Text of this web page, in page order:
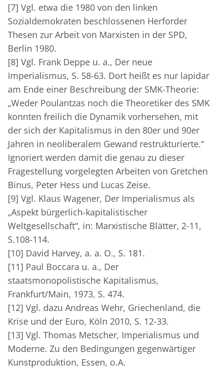
[7] Vgl. etwa die 1980 von den linken
Sozialdemokraten beschlossenen Herforder
Thesen zur Arbeit von Marxisten in der SPD,
Berlin 1980.
[8] Vgl. Frank Deppe u. a., Der neue
Imperialismus, S. 58-63. Dort heißt es nur lapidar
am Ende einer Beschreibung der SMK-Theorie:
„Weder Poulantzas noch die Theoretiker des SMK
konnten freilich die Dynamik vorhersehen, mit
der sich der Kapitalismus in den 80er und 90er
Jahren in neoliberalem Gewand restrukturierte.“
Ignoriert werden damit die genau zu dieser
Fragestellung vorgelegten Arbeiten von Gretchen
Binus, Peter Hess und Lucas Zeise.
[9] Vgl. Klaus Wagener, Der Imperialismus als
„Aspekt bürgerlich-kapitalistischer
Weltgesellschaft“, in: Marxistische Blätter, 2-11,
S.108-114.
[10] David Harvey, a. a. O., S. 181.
[11] Paul Boccara u. a., Der
staatsmonopolistische Kapitalismus,
Frankfurt/Main, 1973, S. 474.
[12] Vgl. dazu Andreas Wehr, Griechenland, die
Krise und der Euro, Köln 2010, S. 12-33.
[13] Vgl. Thomas Metscher, Imperialismus und
Moderne. Zu den Bedingungen gegenwärtiger
Kunstproduktion, Essen, o.A.